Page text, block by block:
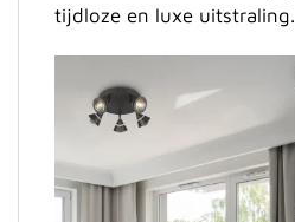
tijdloze en luxe uitstraling.